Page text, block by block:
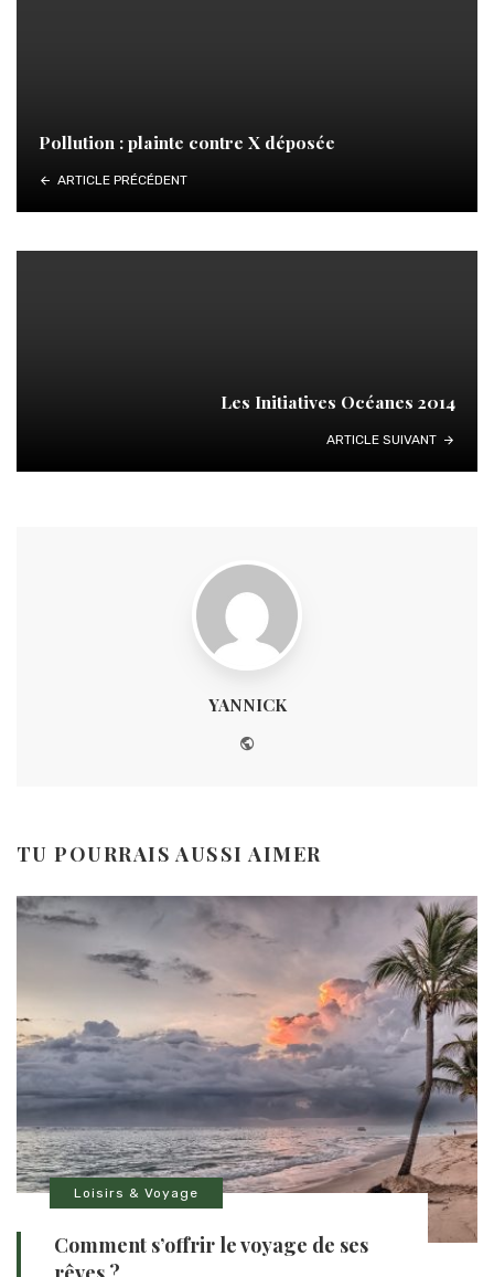
Pollution : plainte contre X déposée
ARTICLE PRÉCÉDENT
Les Initiatives Océanes 2014
ARTICLE SUIVANT
YANNICK
TU POURRAIS AUSSI AIMER
Loisirs & Voyage
Comment s’offrir le voyage de ses